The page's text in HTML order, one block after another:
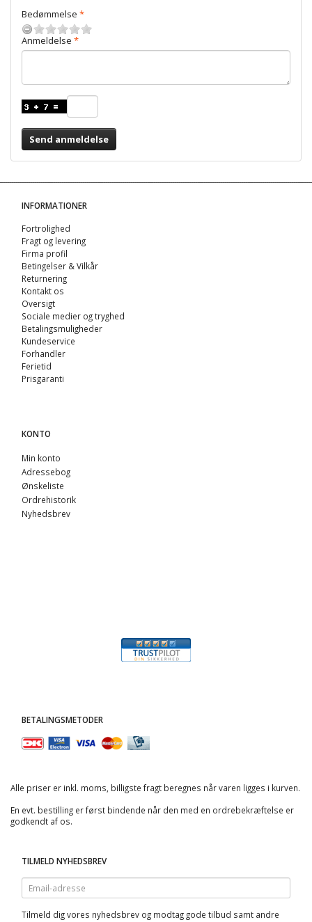
Bedømmelse
Anmeldelse
Send anmeldelse
INFORMATIONER
Fortrolighed
Fragt og levering
Firma profil
Betingelser & Vilkår
Returnering
Kontakt os
Oversigt
Sociale medier og tryghed
Betalingsmuligheder
Kundeservice
Forhandler
Ferietid
Prisgaranti
KONTO
Min konto
Adressebog
Ønskeliste
Ordrehistorik
Nyhedsbrev
BETALINGSMETODER
Alle priser er inkl. moms, billigste fragt beregnes når varen ligges i kurven.
En evt. bestilling er først bindende når den med en ordrebekræftelse er
godkendt af os.
TILMELD NYHEDSBREV
Email-
adresse
Tilmeld dig vores nyhedsbrev og modtag gode tilbud samt andre